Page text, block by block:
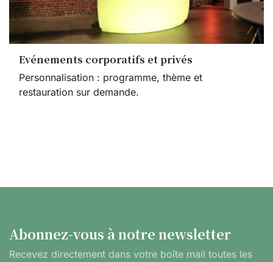
Evénements corporatifs et privés
Personnalisation : programme, thème et
restauration sur demande.
Abonnez-vous à notre newsletter
Recevez directement dans votre boîte mail toutes les